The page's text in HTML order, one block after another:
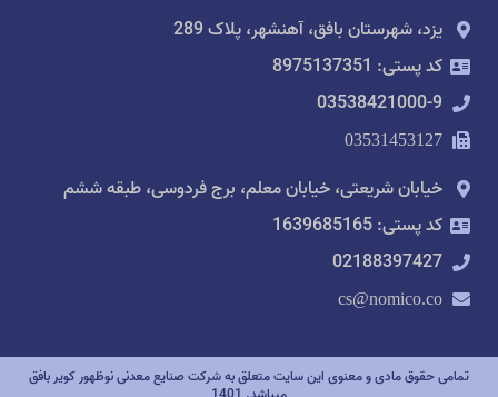
یزد، شهرستان بافق، آهنشهر، پلاک 289
کد پستی: 8975137351
03538421000-9
03531453127
خیابان شریعتی، خیابان معلم، برج فردوسی، طبقه ششم
کد پستی: 1639685165
02188397427
cs@nomico.co
تمامی حقوق مادی و معنوی این سایت متعلق به شرکت صنایع معدنی نوظهور کویر بافق